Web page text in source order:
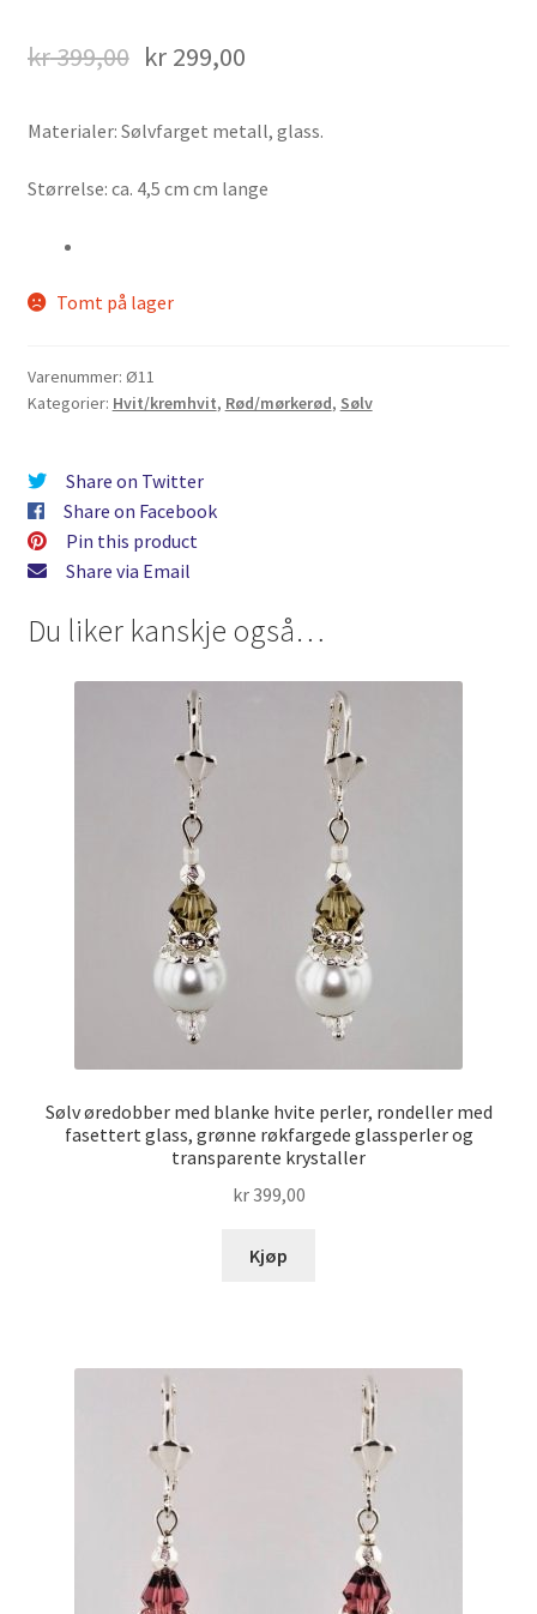
kr399,00 kr 299,00
Materialer: Sølvfarget metall, glass.
Størrelse: ca. 4,5 cm cm lange
Tomt på lager
Varenummer: Ø11
Kategorier: Hvit/kremhvit, Rød/mørkerød, Sølv
Share on Twitter
Share on Facebook
Pin this product
Share via Email
Du liker kanskje også…
Sølv øredobber med blanke hvite perler, rondeller med
fasettert glass, grønne røkfargede glassperler og
transparente krystaller
kr399,00
Kjøp